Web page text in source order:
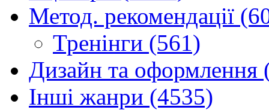
Метод. рекомендації
Тренінги (561)
Дизайн та оформлення
Інші жанри (4535)